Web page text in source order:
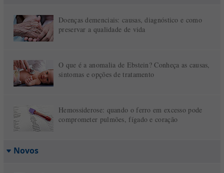
Doenças demenciais: causas, diagnóstico e como
preservar a qualidade de vida
O que é a anomalia de Ebstein? Conheça as causas,
sintomas e opções de tratamento
Hemossiderose: quando o ferro em excesso pode
comprometer pulmões, fígado e coração
Novos